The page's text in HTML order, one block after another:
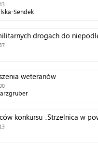
Sendek
drogach do
weteranów
konkursu „Strzelnica w